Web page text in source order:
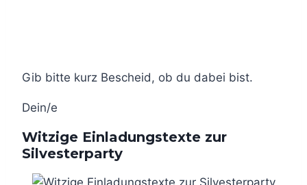
Gib bitte kurz Bescheid, ob du dabei bist.
Dein/e
Witzige Einladungstexte zur
Silvesterparty